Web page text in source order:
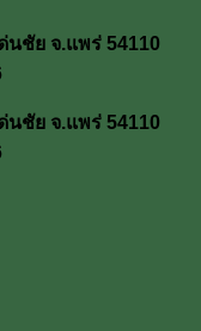
นชัย จ.แพร่ 54110
นชัย จ.แพร่ 54110